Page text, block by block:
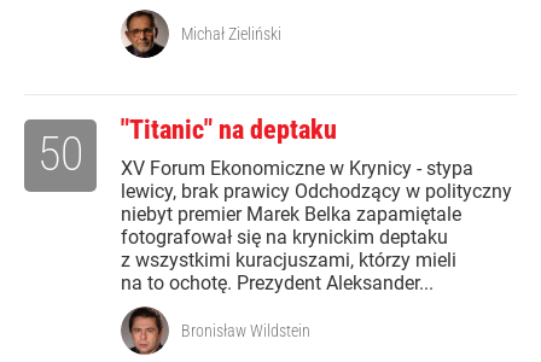
Michał Zieliński
"Titanic" na deptaku
XV Forum Ekonomiczne w Krynicy - stypa
lewicy, brak prawicy Odchodzący w polityczny
niebyt premier Marek Belka zapamiętale
fotografował się na krynickim deptaku
z wszystkimi kuracjuszami, którzy mieli
na to ochotę. Prezydent Aleksander...
50
Bronisław Wildstein